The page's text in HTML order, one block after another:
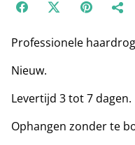
Professionele
Nieuw.
Levertijd 3 tot 7 dagen.
Ophangen zonder te